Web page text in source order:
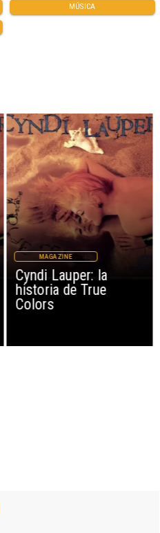
MÚSICA
Cyndi Lauper: la
historia de True
Colors
MAGAZINE